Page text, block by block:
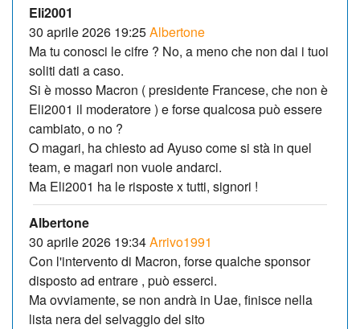
Eli2001
30 aprile 2026 19:25Albertone
Ma tu conosci le cifre ? No, a meno che non dai i tuoi
soliti dati a caso.
Si è mosso Macron ( presidente Francese, che non è
Eli2001 il moderatore ) e forse qualcosa può essere
cambiato, o no ?
O magari, ha chiesto ad Ayuso come si stà in quel
team, e magari non vuole andarci.
Ma Eli2001 ha le risposte x tutti, signori !
Albertone
30 aprile 2026 19:34Arrivo1991
Con l'intervento di Macron, forse qualche sponsor
disposto ad entrare , può esserci.
Ma ovviamente, se non andrà in Uae, finisce nella
lista nera del selvaggio del sito